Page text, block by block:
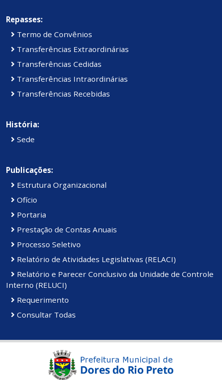
Repasses:
Termo de Convênios
Transferências Extraordinárias
Transferências Cedidas
Transferências Intraordinárias
Transferências Recebidas
História:
Sede
Publicações:
Estrutura Organizacional
Ofício
Portaria
Prestação de Contas Anuais
Processo Seletivo
Relatório de Atividades Legislativas (RELACI)
Relatório e Parecer Conclusivo da Unidade de Controle
Interno (RELUCI)
Requerimento
Consultar Todas